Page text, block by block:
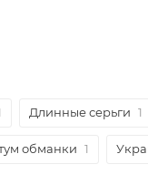
Длинные серьги 1
обманки 1